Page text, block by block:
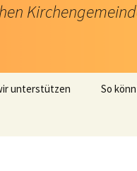
unterstützen So